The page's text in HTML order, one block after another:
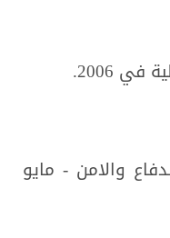
2006.
والامن - مايو